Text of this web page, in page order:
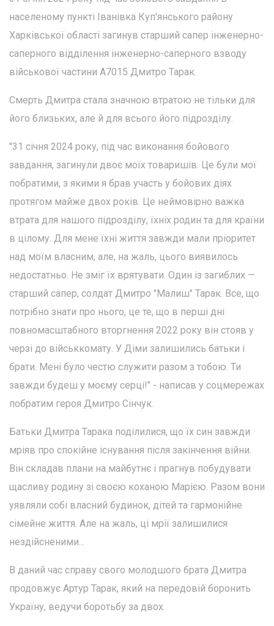
населеному пункті Іванівка Куп'янського району
Харківської області загинув старший сапер інженерно-
саперного відділення інженерно-саперного взводу
військової частини А7015 Дмитро Тарак.
Смерть Дмитра стала значною втратою не тільки для
його близьких, але й для всього його підрозділу.
"31 січня 2024 року, під час виконання бойового
завдання, загинули двоє моїх товаришів. Це були мої
побратими, з якими я брав участь у бойових діях
протягом майже двох років. Це неймовірно важка
втрата для нашого підрозділу, їхніх родин та для країни
в цілому. Для мене їхні життя завжди мали пріоритет
над моїм власним, але, на жаль, цього виявилось
недостатньо. Не зміг їх врятувати. Один із загиблих —
старший сапер, солдат Дмитро "Малиш" Тарак. Все, що
потрібно знати про нього, це те, що в перші дні
повномасштабного вторгнення 2022 року він стояв у
черзі до військкомату. У Діми залишились батьки і
брати. Мені було честю служити разом з тобою. Ти
завжди будеш у моєму серці!" - написав у соцмережах
побратим героя Дмитро Сінчук.
Батьки Дмитра Тарака поділилися, що їх син завжди
мріяв про спокійне існування після закінчення війни.
Він складав плани на майбутнє і прагнув побудувати
щасливу родину зі своєю коханою Марією. Разом вони
уявляли собі власний будинок, дітей та гармонійне
сімейне життя. Але на жаль, ці мрії залишилися
нездійсненими...
В даний час справу свого молодшого брата Дмитра
продовжує Артур Тарак, який на передовій боронить
Україну, ведучи боротьбу за двох.